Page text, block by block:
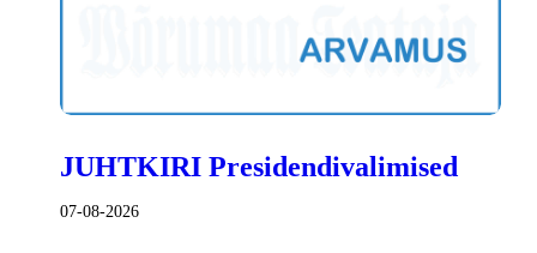
JUHTKIRI Presidendivalimised
07-08-2026